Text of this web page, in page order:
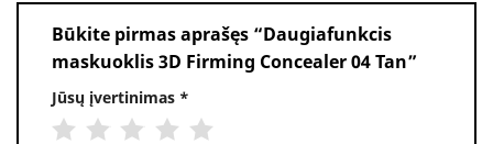
Būkite pirmas aprašęs “Daugiafunkcis
maskuoklis 3D Firming Concealer 04 Tan”
Jūsų įvertinimas *